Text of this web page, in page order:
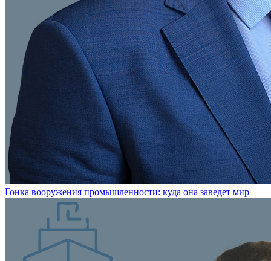
Гонка вооружения промышленности: куда она заведет мир